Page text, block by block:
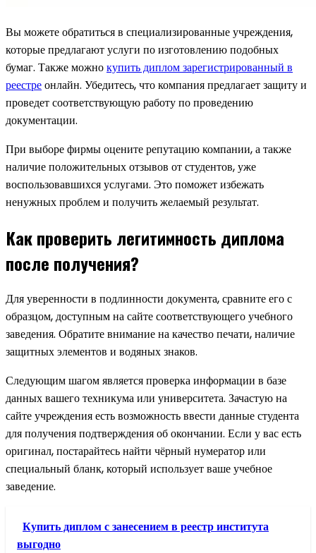
Вы можете обратиться в специализированные учреждения,
которые предлагают услуги по изготовлению подобных
бумаг. Также можнокупить диплом зарегистрированный в
реестреонлайн. Убедитесь, что компания предлагает защиту и
проведет соответствующую работу по проведению
документации.
При выборе фирмы оцените репутацию компании, а также
наличие положительных отзывов от студентов, уже
воспользовавшихся услугами. Это поможет избежать
ненужных проблем и получить желаемый результат.
Как проверить легитимность диплома
после получения?
Для уверенности в подлинности документа, сравните его с
образцом, доступным на сайте соответствующего учебного
заведения. Обратите внимание на качество печати, наличие
защитных элементов и водяных знаков.
Следующим шагом является проверка информации в базе
данных вашего техникума или университета. Зачастую на
сайте учреждения есть возможность ввести данные студента
для получения подтверждения об окончании. Если у вас есть
оригинал, постарайтесь найти чёрный нумератор или
специальный бланк, который использует ваше учебное
заведение.
Купить диплом с занесением в реестр института
выгодно